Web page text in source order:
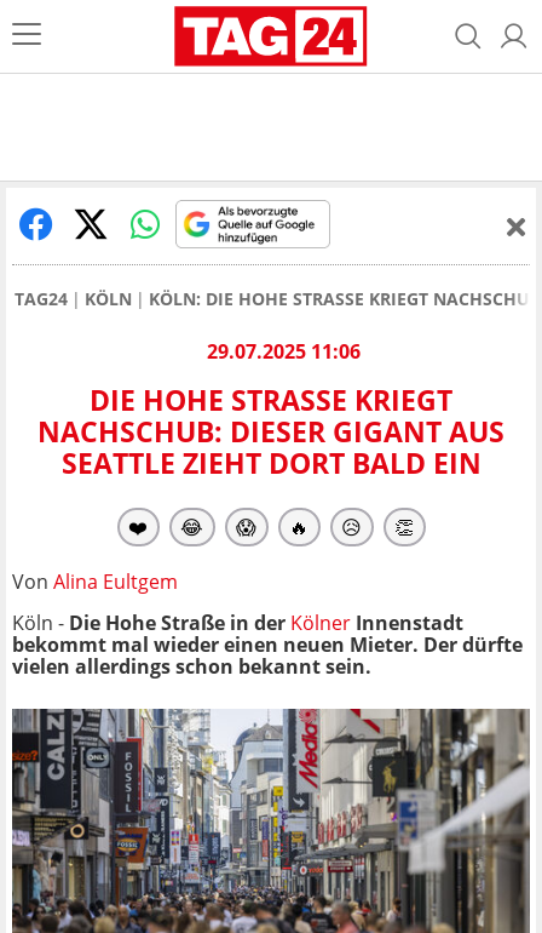
TAG24 KÖLN KÖLN: DIE HOHE STRASSE KRIEGT
29.07.2025 11:06
DIE HOHE STRASSE KRIEGT N
ACHSCHUB: DIESER GIGANT AUS S
EATTLE ZIEHT DORT BALD EIN
❤️ 😂 😱 🔥 😥 👏
Von Alina Eultgem
Köln - Die Hohe Straße in der Kölner Innenstadt
bekommt mal wieder einen neuen Mieter. Der dürfte
vielen allerdings schon bekannt sein.